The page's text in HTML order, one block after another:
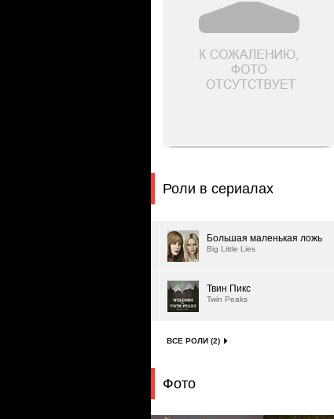
Роли в сериалах
Большая маленькая ложь
Big Little Lies
Твин Пикс
Twin Peaks
ВСЕ РОЛИ (2)
Фото